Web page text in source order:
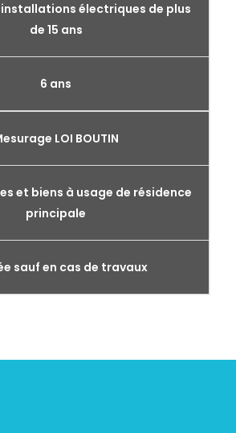
installations électriques de plus
de 15 ans
6 ans
LOI BOUTIN
et biens à usage de résidence
principale
sauf en cas de travaux